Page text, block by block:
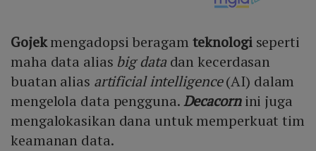
Gojekmengadopsi beragam teknologiseperti
maha data alias big datadan kecerdasan
buatan alias artificial intelligence(AI) dalam
mengelola data pengguna.Decacorn ini juga
mengalokasikan dana untuk memperkuat tim
keamanan data.